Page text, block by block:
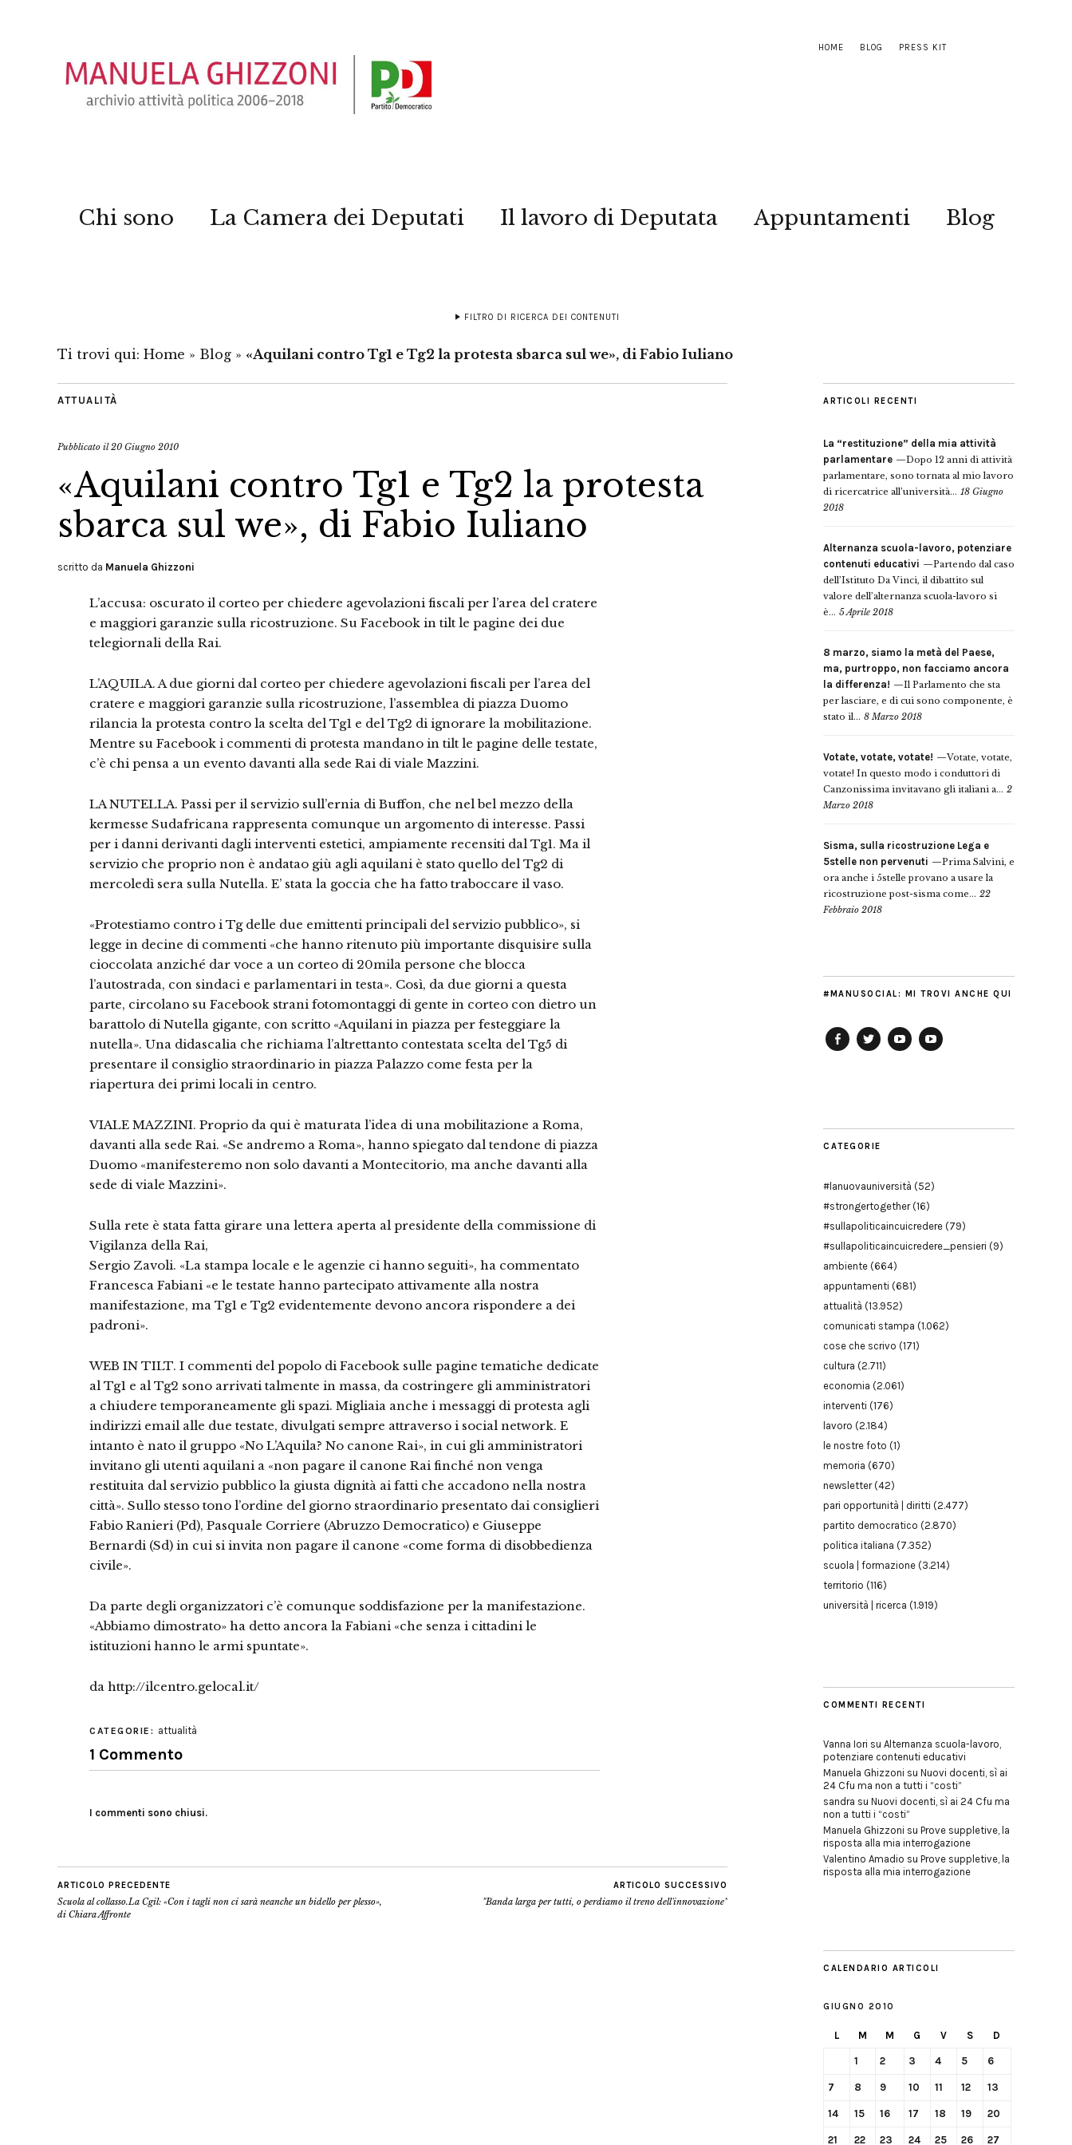
HOME BLOG PRESS KIT
Chi sono La Camera dei Deputati Il lavoro di Deputata Appuntamenti Blog
FILTRO DI RICERCA DEI CONTENUTI
Ti trovi qui: Home » Blog » «Aquilani contro Tg1 e Tg2 la protesta sbarca sul we», di Fabio Iuliano
ATTUALITÀ
Pubblicato il20 Giugno 2010
«Aquilani contro Tg1 e Tg2 la protesta
sbarca sul we», di Fabio Iuliano
scritto da Manuela Ghizzoni
L’accusa: oscurato il corteo per chiedere agevolazioni fiscali per l’area del cratere
e maggiori garanzie sulla ricostruzione. Su Facebook in tilt le pagine dei due
telegiornali della Rai.
L’AQUILA. A due giorni dal corteo per chiedere agevolazioni fiscali per l’area del
cratere e maggiori garanzie sulla ricostruzione, l’assemblea di piazza Duomo
rilancia la protesta contro la scelta del Tg1 e del Tg2 di ignorare la mobilitazione.
Mentre su Facebook i commenti di protesta mandano in tilt le pagine delle testate,
c’è chi pensa a un evento davanti alla sede Rai di viale Mazzini.
LA NUTELLA. Passi per il servizio sull’ernia di Buffon, che nel bel mezzo della
kermesse Sudafricana rappresenta comunque un argomento di interesse. Passi
per i danni derivanti dagli interventi estetici, ampiamente recensiti dal Tg1. Ma il
servizio che proprio non è andatao giù agli aquilani è stato quello del Tg2 di
mercoledì sera sulla Nutella. E’ stata la goccia che ha fatto traboccare il vaso.
«Protestiamo contro i Tg delle due emittenti principali del servizio pubblico», si
legge in decine di commenti «che hanno ritenuto più importante disquisire sulla
cioccolata anziché dar voce a un corteo di 20mila persone che blocca
l’autostrada, con sindaci e parlamentari in testa». Così, da due giorni a questa
parte, circolano su Facebook strani fotomontaggi di gente in corteo con dietro un
barattolo di Nutella gigante, con scritto «Aquilani in piazza per festeggiare la
nutella». Una didascalia che richiama l’altrettanto contestata scelta del Tg5 di
presentare il consiglio straordinario in piazza Palazzo come festa per la
riapertura dei primi locali in centro.
VIALE MAZZINI. Proprio da qui è maturata l’idea di una mobilitazione a Roma,
davanti alla sede Rai. «Se andremo a Roma», hanno spiegato dal tendone di piazza
Duomo «manifesteremo non solo davanti a Montecitorio, ma anche davanti alla
sede di viale Mazzini».
Sulla rete è stata fatta girare una lettera aperta al presidente della commissione di
Vigilanza della Rai,
Sergio Zavoli. «La stampa locale e le agenzie ci hanno seguiti», ha commentato
Francesca Fabiani «e le testate hanno partecipato attivamente alla nostra
manifestazione, ma Tg1 e Tg2 evidentemente devono ancora rispondere a dei
padroni».
WEB IN TILT. I commenti del popolo di Facebook sulle pagine tematiche dedicate
al Tg1 e al Tg2 sono arrivati talmente in massa, da costringere gli amministratori
a chiudere temporaneamente gli spazi. Migliaia anche i messaggi di protesta agli
indirizzi email alle due testate, divulgati sempre attraverso i social network. E
intanto è nato il gruppo «No L’Aquila? No canone Rai», in cui gli amministratori
invitano gli utenti aquilani a «non pagare il canone Rai finché non venga
restituita dal servizio pubblico la giusta dignità ai fatti che accadono nella nostra
città». Sullo stesso tono l’ordine del giorno straordinario presentato dai consiglieri
Fabio Ranieri (Pd), Pasquale Corriere (Abruzzo Democratico) e Giuseppe
Bernardi (Sd) in cui si invita non pagare il canone «come forma di disobbedienza
civile».
Da parte degli organizzatori c’è comunque soddisfazione per la manifestazione.
«Abbiamo dimostrato» ha detto ancora la Fabiani «che senza i cittadini le
istituzioni hanno le armi spuntate».
da http://ilcentro.gelocal.it/
CATEGORIE: attualità
1 Commento
I commenti sono chiusi.
ARTICOLO PRECEDENTE
Scuola al collasso.La Cgil: «Con i tagli non ci sarà neanche un bidello per plesso»,
di Chiara Affronte
ARTICOLO SUCCESSIVO
"Banda larga per tutti, o perdiamo il treno dell'innovazione"
ARTICOLI RECENTI
La “restituzione” della mia attività
parlamentare
Dopo 12 anni di attività
parlamentare, sono tornata al mio lavoro
di ricercatrice all’università... 18 Giugno
2018
Alternanza scuola-lavoro, potenziare
contenuti educativi
Partendo dal caso
dell’Istituto Da Vinci, il dibattito sul
valore dell’alternanza scuola-lavoro si
è... 5 Aprile 2018
8 marzo, siamo la metà del Paese,
ma, purtroppo, non facciamo ancora
la differenza!
Il Parlamento che sta
per lasciare, e di cui sono componente, è
stato il... 8 Marzo 2018
Votate, votate, votate!
Votate, votate,
votate! In questo modo i conduttori di
Canzonissima invitavano gli italiani a... 2
Marzo 2018
Sisma, sulla ricostruzione Lega e
5stelle non pervenuti
Prima Salvini, e
ora anche i 5stelle provano a usare la
ricostruzione post-sisma come... 22
Febbraio 2018
#MANUSOCIAL: MI TROVI ANCHE QUI
CATEGORIE
#lanuovauniversità (52)
#strongertogether(16)
#sullapoliticaincuicredere (79)
#sullapoliticaincuicredere_pensieri (9)
ambiente (664)
appuntamenti (681)
attualità (13.952)
comunicati stampa (1.062)
cose che scrivo (171)
cultura (2.711)
economia (2.061)
interventi (176)
lavoro (2.184)
le nostre foto (1)
memoria (670)
newsletter(42)
pari opportunità | diritti (2.477)
partito democratico (2.870)
politica italiana (7.352)
scuola | formazione (3.214)
territorio (116)
università | ricerca (1.919)
COMMENTI RECENTI
Vanna Iori su Alternanza scuola-lavoro,
potenziare contenuti educativi
Manuela Ghizzoni su Nuovi docenti, sì ai
24 Cfu ma non a tutti i “costi”
sandra su Nuovi docenti, sì ai 24 Cfu ma
non a tutti i “costi”
Manuela Ghizzoni su Prove suppletive, la
risposta alla mia interrogazione
Valentino Amadio su Prove suppletive, la
risposta alla mia interrogazione
CALENDARIO ARTICOLI
GIUGNO 2010
L M M G V S D
1 2 3 4 5 6
7 8 9 10 11 12 13
14 15 16 17 18 19 20
21 22 23 24 25 26 27